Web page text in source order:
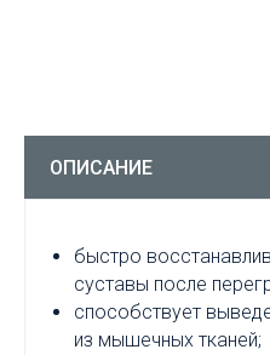
быстро
суставы после
способствует
из мышечных тканей;